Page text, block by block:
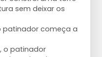
sem deixar os
patinador começa a
o patinador